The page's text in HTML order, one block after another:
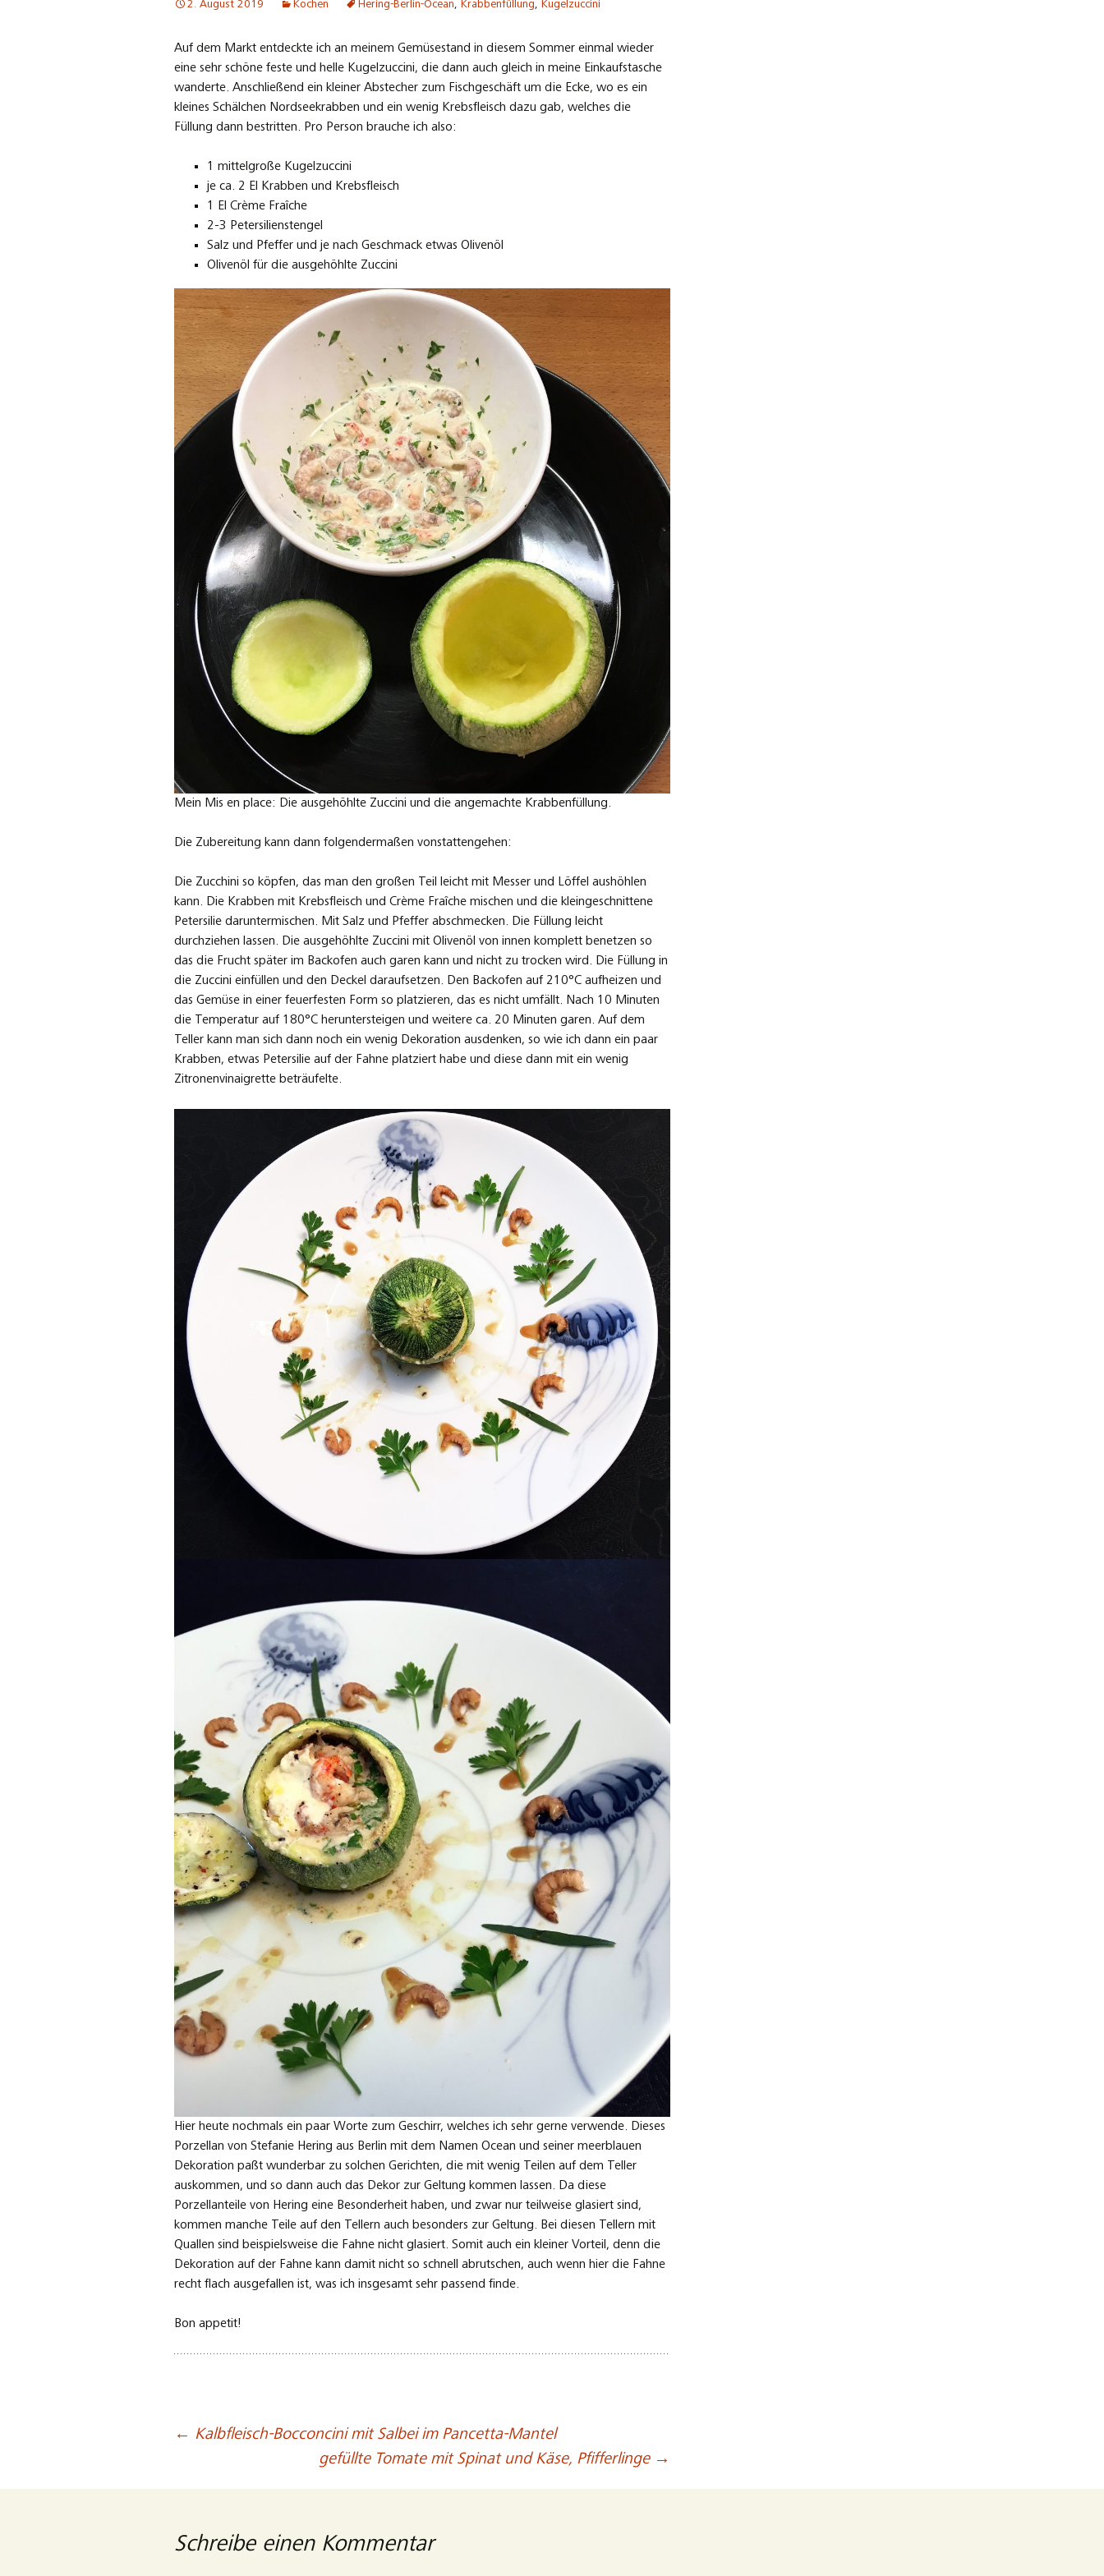
2. August 2019 Kochen Hering-Berlin-Ocean, Krabbenfüllung, Kugelzuccini
Auf dem Markt entdeckte ich an meinem Gemüsestand in diesem Sommer einmal wieder
eine sehr schöne feste und helle Kugelzuccini, die dann auch gleich in meine Einkaufstasche
wanderte. Anschließend ein kleiner Abstecher zum Fischgeschäft um die Ecke, wo es ein
kleines Schälchen Nordseekrabben und ein wenig Krebsfleisch dazu gab, welches die
Füllung dann bestritten. Pro Person brauche ich also:
1 mittelgroße Kugelzuccini
je ca. 2 El Krabben und Krebsfleisch
1 El Crème Fraîche
2-3 Petersilienstengel
Salz und Pfeffer und je nach Geschmack etwas Olivenöl
Olivenöl für die ausgehöhlte Zuccini
Mein Mis en place: Die ausgehöhlte Zuccini und die angemachte Krabbenfüllung.
Die Zubereitung kann dann folgendermaßen vonstattengehen:
Die Zucchini so köpfen, das man den großen Teil leicht mit Messer und Löffel aushöhlen
kann. Die Krabben mit Krebsfleisch und Crème Fraîche mischen und die kleingeschnittene
Petersilie daruntermischen. Mit Salz und Pfeffer abschmecken. Die Füllung leicht
durchziehen lassen. Die ausgehöhlte Zuccini mit Olivenöl von innen komplett benetzen so
das die Frucht später im Backofen auch garen kann und nicht zu trocken wird. Die Füllung in
die Zuccini einfüllen und den Deckel daraufsetzen. Den Backofen auf 210°C aufheizen und
das Gemüse in einer feuerfesten Form so platzieren, das es nicht umfällt. Nach 10 Minuten
die Temperatur auf 180°C heruntersteigen und weitere ca. 20 Minuten garen. Auf dem
Teller kann man sich dann noch ein wenig Dekoration ausdenken, so wie ich dann ein paar
Krabben, etwas Petersilie auf der Fahne platziert habe und diese dann mit ein wenig
Zitronenvinaigrette beträufelte.
Hier heute nochmals ein paar Worte zum Geschirr, welches ich sehr gerne verwende. Dieses
Porzellan von Stefanie Hering aus Berlin mit dem Namen Ocean und seiner meerblauen
Dekoration paßt wunderbar zu solchen Gerichten, die mit wenig Teilen auf dem Teller
auskommen, und so dann auch das Dekor zur Geltung kommen lassen. Da diese
Porzellanteile von Hering eine Besonderheit haben, und zwar nur teilweise glasiert sind,
kommen manche Teile auf den Tellern auch besonders zur Geltung. Bei diesen Tellern mit
Quallen sind beispielsweise die Fahne nicht glasiert. Somit auch ein kleiner Vorteil, denn die
Dekoration auf der Fahne kann damit nicht so schnell abrutschen, auch wenn hier die Fahne
recht flach ausgefallen ist, was ich insgesamt sehr passend finde.
Bon appetit!
Beitragsnavigation
← Kalbfleisch-Bocconcini mit Salbei im Pancetta-Mantel
gefüllte Tomate mit Spinat und Käse, Pfifferlinge →
Schreibe einen Kommentar